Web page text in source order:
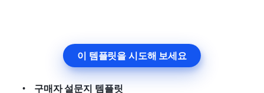
이 템플릿을 시도해 보세요
구매자 설문지 템플릿